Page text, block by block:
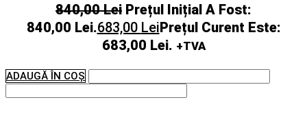
840,00Lei Prețul Inițial A Fost:
840,00 Lei.683,00 LeiPrețul Curent Este:
683,00 Lei. +TVA
ADAUGĂ ÎN COȘ